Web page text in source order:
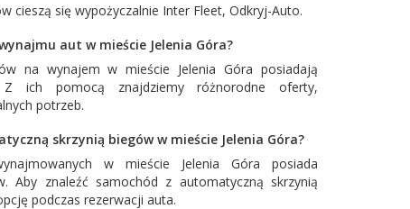
cieszą się wypożyczalnie Inter Fleet, Odkryj-Auto.
aut w mieście Jelenia Góra?
na wynajem w mieście Jelenia Góra posiadają
Z ich pomocą znajdziemy różnorodne oferty,
potrzeb.
skrzynią biegów w mieście Jelenia Góra?
w mieście Jelenia Góra posiada
Aby znaleźć samochód z automatyczną skrzynią
podczas rezerwacji auta.